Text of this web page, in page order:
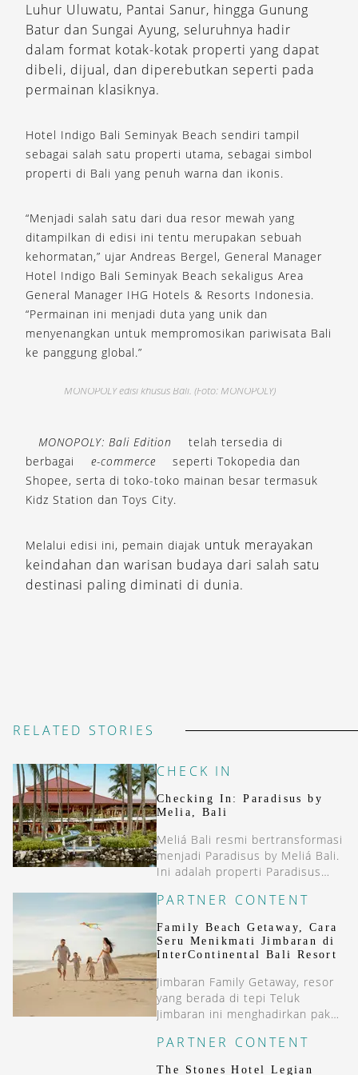
Luhur Uluwatu, Pantai Sanur, hingga Gunung
Batur dan Sungai Ayung, seluruhnya hadir
dalam format kotak-kotak properti yang dapat
dibeli, dijual, dan diperebutkan seperti pada
permainan klasiknya.
Hotel Indigo Bali Seminyak Beach sendiri tampil
sebagai salah satu properti utama, sebagai simbol
properti di Bali yang penuh warna dan ikonis.
“Menjadi salah satu dari dua resor mewah yang
ditampilkan di edisi ini tentu merupakan sebuah
kehormatan,” ujar Andreas Bergel, General Manager
Hotel Indigo Bali Seminyak Beach sekaligus Area
General Manager IHG Hotels & Resorts Indonesia.
“Permainan ini menjadi duta yang unik dan
menyenangkan untuk mempromosikan pariwisata Bali
ke panggung global.”
MONOPOLY edisi khusus Bali. (Foto: MONOPOLY)
MONOPOLY: Bali Edition
telah tersedia di
berbagai
e-commerce
seperti Tokopedia dan
Shopee, serta di toko-toko mainan besar termasuk
Kidz Station dan Toys City.
Melalui edisi ini, pemain diajak untuk merayakan
keindahan dan warisan budaya dari salah satu
destinasi paling diminati di dunia.
RELATED STORIES
CHECK IN
Checking In: Paradisus by
Melia, Bali
Meliá Bali resmi bertransformasi
menjadi Paradisus by Meliá Bali.
Ini adalah properti Paradisus
PARTNER CONTENT
Family Beach Getaway, Cara
Seru Menikmati Jimbaran di
InterContinental Bali Resort
Jimbaran Family Getaway, resor
yang berada di tepi Teluk
Jimbaran ini menghadirkan paket
menggabungkan kenyamanan
resort bintang lima dengan
PARTNER CONTENT
The Stones Hotel Legian